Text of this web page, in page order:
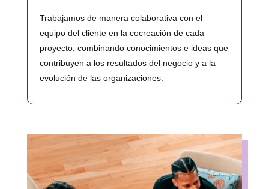
Trabajamos de manera colaborativa con el
equipo del cliente en la cocreación de cada
proyecto, combinando conocimientos e ideas que
contribuyen a los resultados del negocio y a la
evolución de las organizaciones.